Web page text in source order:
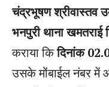
चंद्रभूषण श्रीवास्तव
भनपुरी थाना खमतराई
कराया किदिनांक
उसके मोंबाईल नंबर में